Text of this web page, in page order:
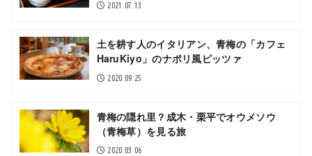
2021.07.13
土を耕す人のイタリアン、青梅の「カフェ
HaruKiyo」のナポリ風ピッツァ
2020.09.25
青梅の隠れ里？成木・栗平でオウメソウ
（青梅草）を見る旅
2020.03.06